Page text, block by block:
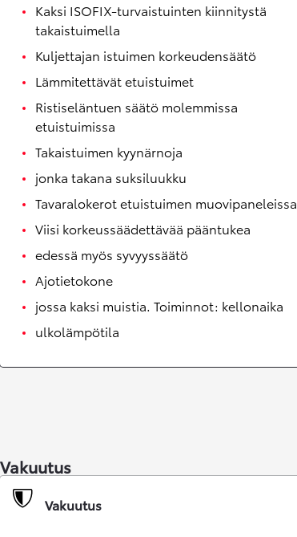
Corolla Touring Sports
HYBRIDI
Alkaen
Kaksi ISOFIX-turvaistuinten kiinnitystä
takaistuimella
Kuljettajan istuimen korkeudensäätö
Lämmitettävät etuistuimet
Ristiseläntuen säätö molemmissa
etuistuimissa
Takaistuimen kyynärnoja
jonka takana suksiluukku
Tavaralokerot etuistuimen muovipaneleissa
Viisi korkeussäädettävää pääntukea
edessä myös syvyyssäätö
Ajotietokone
jossa kaksi muistia. Toiminnot: kellonaika
ulkolämpötila
Vakuutus
Vakuutus